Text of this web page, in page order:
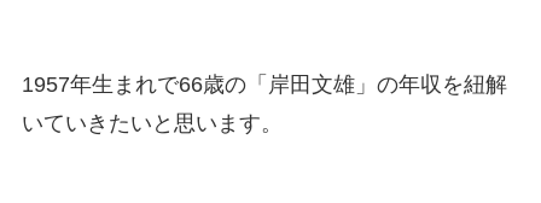
1957年生まれで66歳の「岸田文雄」の年収を紐解
いていきたいと思います。